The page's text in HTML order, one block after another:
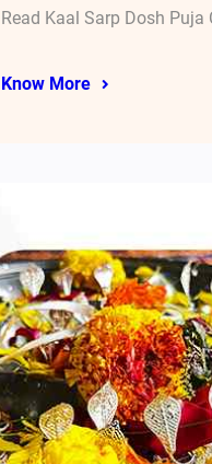
Read Kaal Sarp Dosh
Know More